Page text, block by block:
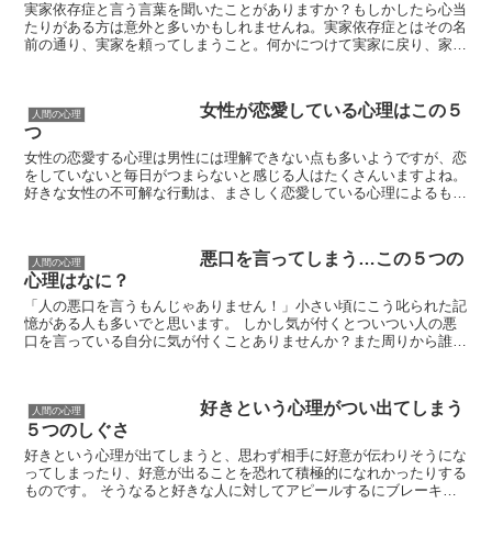
実家依存症と言う言葉を聞いたことがありますか？もしかしたら心当
たりがある方は意外と多いかもしれませんね。実家依存症とはその名
前の通り、実家を頼ってしまうこと。何かにつけて実家に戻り、家族
人間の心理
女性が恋愛している心理はこの５
つ
女性の恋愛する心理は男性には理解できない点も多いようですが、恋
をしていないと毎日がつまらないと感じる人はたくさんいますよね。
好きな女性の不可解な行動は、まさしく恋愛している心理によるも
人間の心理
悪口を言ってしまう…この５つの
心理はなに？
「人の悪口を言うもんじゃありません！」小さい頃にこう叱られた記
憶がある人も多いでと思います。 しかし気が付くとついつい人の悪
口を言っている自分に気が付くことありませんか？また周りから誰か
人間の心理
好きという心理がつい出てしまう
５つのしぐさ
好きという心理が出てしまうと、思わず相手に好意が伝わりそうにな
ってしまったり、好意が出ることを恐れて積極的になれかったりする
ものです。 そうなると好きな人に対してアピールするにブレーキが